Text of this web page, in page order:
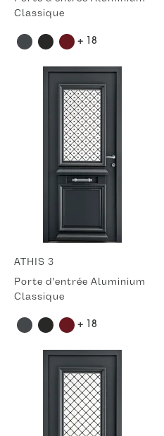
Classique
+ 18
ATHIS 3
Porte d'entrée Aluminium
Classique
+ 18